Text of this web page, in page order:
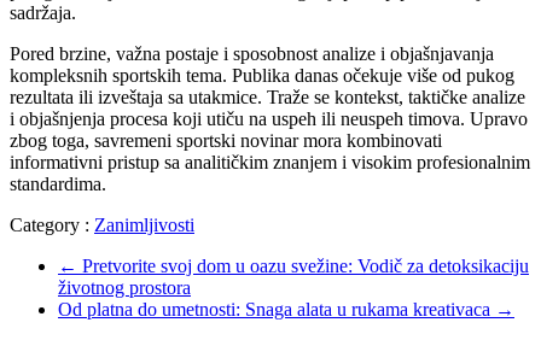
sadržaja.
Pored brzine, važna postaje i sposobnost analize i objašnjavanja
kompleksnih sportskih tema. Publika danas očekuje više od pukog
rezultata ili izveštaja sa utakmice. Traže se kontekst, taktičke analize
i objašnjenja procesa koji utiču na uspeh ili neuspeh timova. Upravo
zbog toga, savremeni sportski novinar mora kombinovati
informativni pristup sa analitičkim znanjem i visokim profesionalnim
standardima.
Category : Zanimljivosti
← Pretvorite svoj dom u oazu svežine: Vodič za detoksikaciju
životnog prostora
Od platna do umetnosti: Snaga alata u rukama kreativaca →